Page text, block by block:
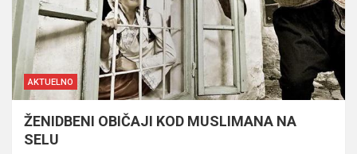
AKTUELNO
ŽENIDBENI OBIČAJI KOD MUSLIMANA NA
SELU